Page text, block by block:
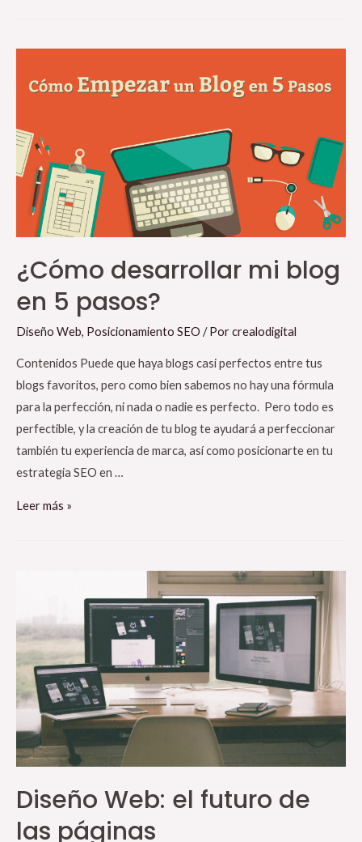
¿Cómo desarrollar mi blog
en 5 pasos?
Diseño Web, Posicionamiento SEO / Porcrealodigital
Contenidos Puede que haya blogs casi perfectos entre tus
blogs favoritos, pero como bien sabemos no hay una fórmula
para la perfección, ni nada o nadie es perfecto. Pero todo es
perfectible, y la creación de tu blog te ayudará a perfeccionar
también tu experiencia de marca, así como posicionarte en tu
estrategia SEO en …
Leer más »
Diseño Web: el futuro de
las páginas